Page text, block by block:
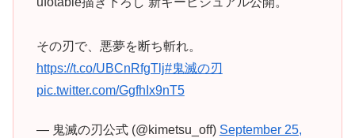
その刃で、悪夢を断ち斬れ。
https://t.co/UBCnRfgTlj#鬼滅の刃
pic.twitter.com/GgfhIx9nT5
— 鬼滅の刃公式 (@kimetsu_off) September 25,